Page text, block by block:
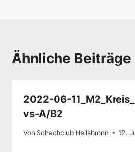
Ähnliche Beiträge
2022-06-
vs-A/B2
Von Schachclub Heilsbronn 12.